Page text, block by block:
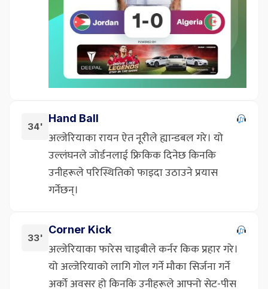
34'
Hand Ball
अल्जेरियाका रायन ऐत नूरीले ह्यान्डबल गरे। यो
उल्लंघनले जोर्डनलाई फ्रिकिक दिनेछ किनकि
उनीहरूले परिस्थितिको फाइदा उठाउने प्रयास
गर्नेछन्।
33'
Corner Kick
अल्जेरियाका फारेस चाइबीले कर्नर किक प्रहार गरे।
यो अल्जेरियाको लागि गोल गर्ने मौका सिर्जना गर्ने
अर्को अवसर हो किनकि उनीहरूले आफ्नो सेट-पीस